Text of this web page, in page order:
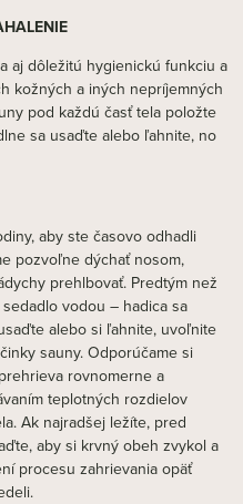
aj dôležitú hygienickú funkciu a
kožných a iných nepríjemných
pod každú časť tela položte
sa usaďte alebo ľahnite, no
aby ste časovo odhadli
pozvoľne dýchať nosom,
prehlbovať. Predtým než
vodou – hadica sa
alebo si ľahnite, uvoľnite
sauny. Odporúčame si
rovnomerne a
teplotných rozdielov
Ak najradšej ležíte, pred
aby si krvný obeh zvykol a
procesu zahrievania opäť